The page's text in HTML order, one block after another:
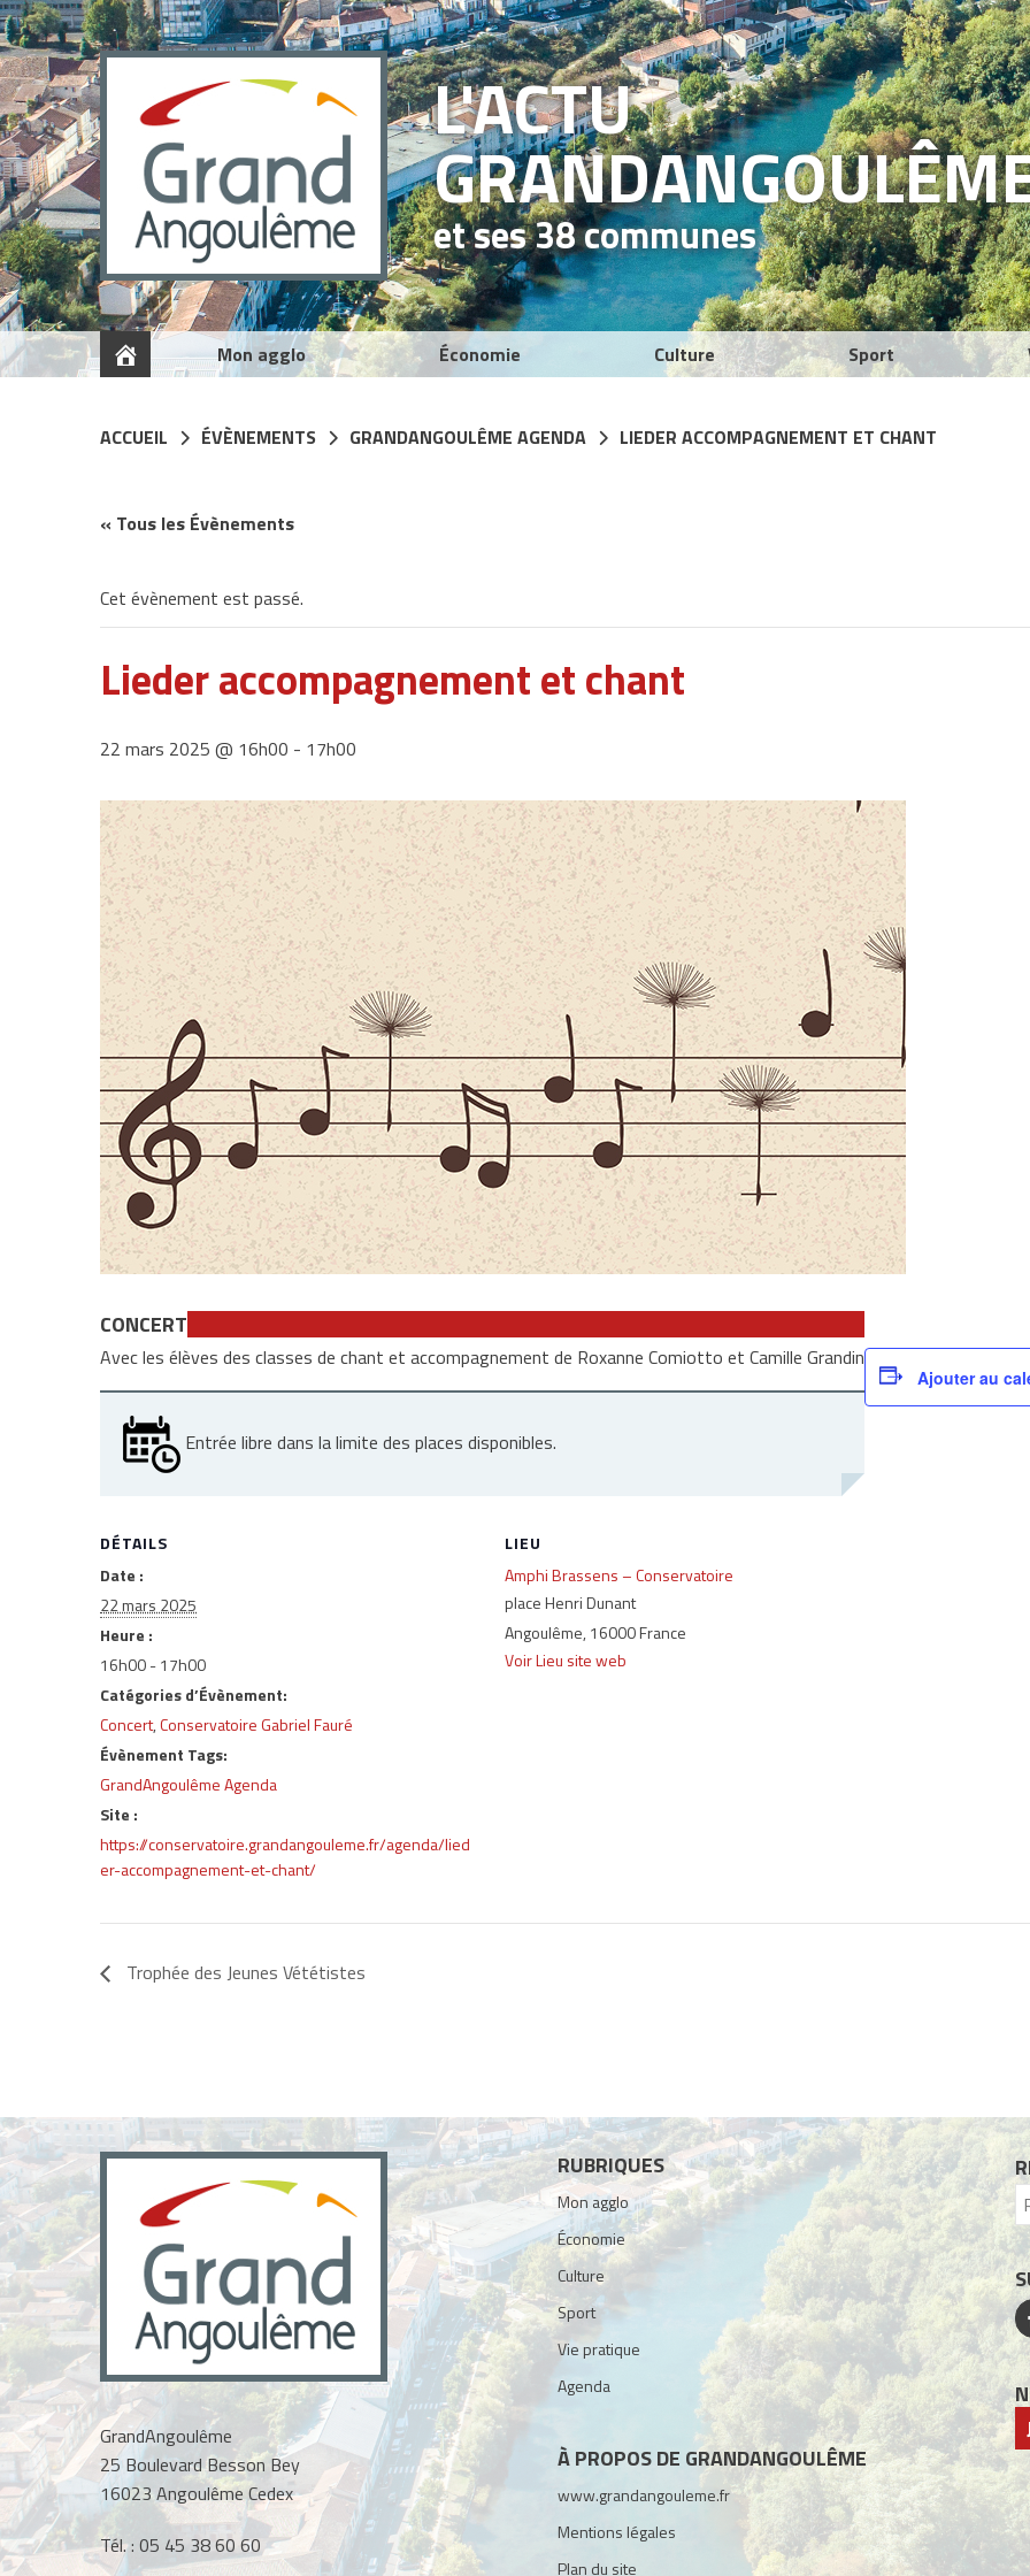
L'ACTU
GRAND
et ses 38 communes
Mon agglo Économie Culture Sport
ACCUEIL ÉVÈNEMENTS GRANDANGOULÊME AGENDA LIEDER ACCOMPAGNEMENT ET CHANT
« Tous les Évènements
Cet évènement est passé.
Lieder accompagnement et chant
22 mars 2025 @ 16h00 - 17h00
CONCERT
Avec les élèves des classes de chant et accompagnement de Roxanne Comiotto et Camille Grandin
Entrée libre dans la limite des places disponibles.
Ajouter au
DÉTAILS
Date :
22 mars 2025
Heure :
16h00 - 17h00
Catégories d’Évènement:
Concert,Conservatoire Gabriel Fauré
Évènement Tags:
GrandAngoulême Agenda
Site :
https://conservatoire.grandangouleme.fr/agenda/lied
er-accompagnement-et-chant/
LIEU
Amphi Brassens – Conservatoire
place Henri Dunant
Angoulême,16000France
Voir Lieu site web
Trophée des Jeunes Vététistes
GrandAngoulême
25 Boulevard Besson Bey
16023 Angoulême Cedex
Tél. :05 45 38 60 60
RUBRIQUES
Mon agglo
Économie
Culture
Sport
Vie pratique
Agenda
À PROPOS DE GRANDANGOULÊME
www.grandangouleme.fr
Mentions légales
Plan du site
Panneau de gestion des cookies